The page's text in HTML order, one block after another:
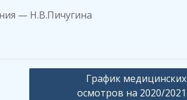
— Н.В.Пичугина
График медицинских
осмотров на 2020/2021